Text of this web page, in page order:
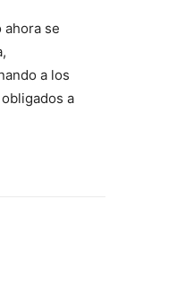
ahora se
a los
a